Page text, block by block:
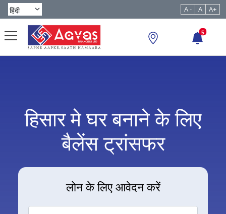
A - A A+
5
हिसार मे घर बनाने के लिए
बैलेंस ट्रांसफर
लोन के लिए आवेदन करें